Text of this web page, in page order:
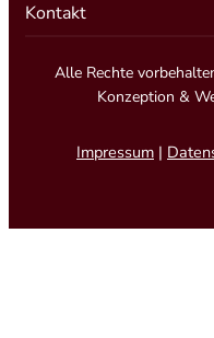
Kontakt
Alle Rechte
Konzeption &
Impressum |